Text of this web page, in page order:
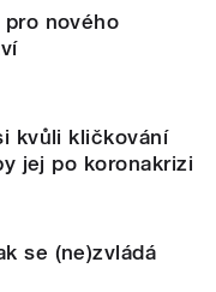
pro nového
kvůli kličkování
jej po koronakrizi
se (ne)zvládá